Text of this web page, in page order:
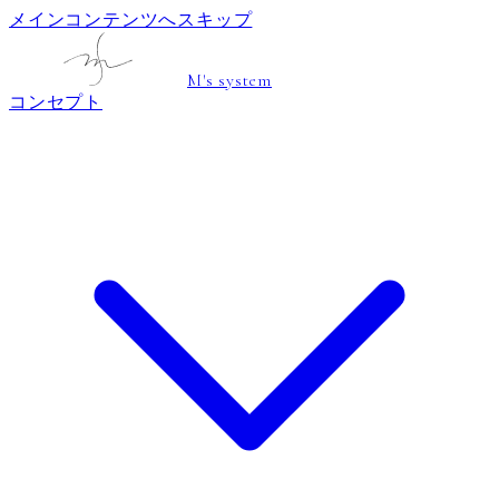
メインコンテンツへスキップ
M's system
コンセプト